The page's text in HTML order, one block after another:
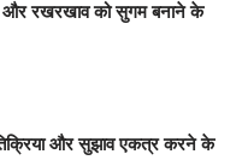
और रखरखाव को सुगम बनाने के
और सुझाव एकत्र करने के